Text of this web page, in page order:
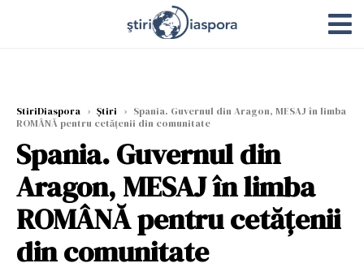
StiriDiaspora › Știri › Spania. Guvernul din Aragon, MESAJ în limba
ROMÂNĂ pentru cetăţenii din comunitate
Spania. Guvernul din
Aragon, MESAJ în limba
ROMÂNĂ pentru cetăţenii
din comunitate